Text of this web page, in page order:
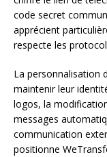
code secret
apprécient
respecte les
La personnalisation
maintenir leur
logos, la
messages
communication
positionne